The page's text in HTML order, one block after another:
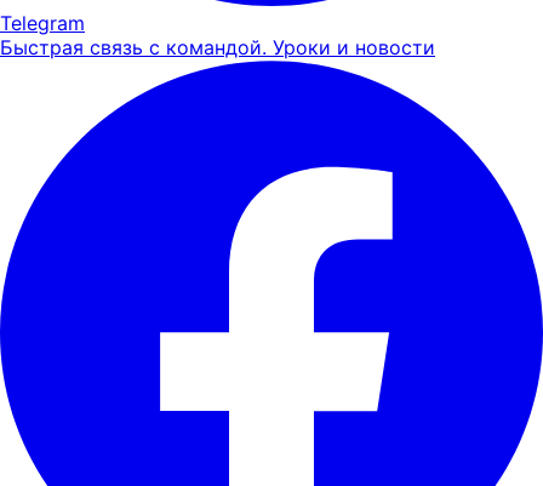
Telegram
Быстрая связь с командой. Уроки и новости